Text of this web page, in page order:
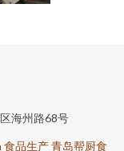
海州路68号
食品生产青岛帮厨食